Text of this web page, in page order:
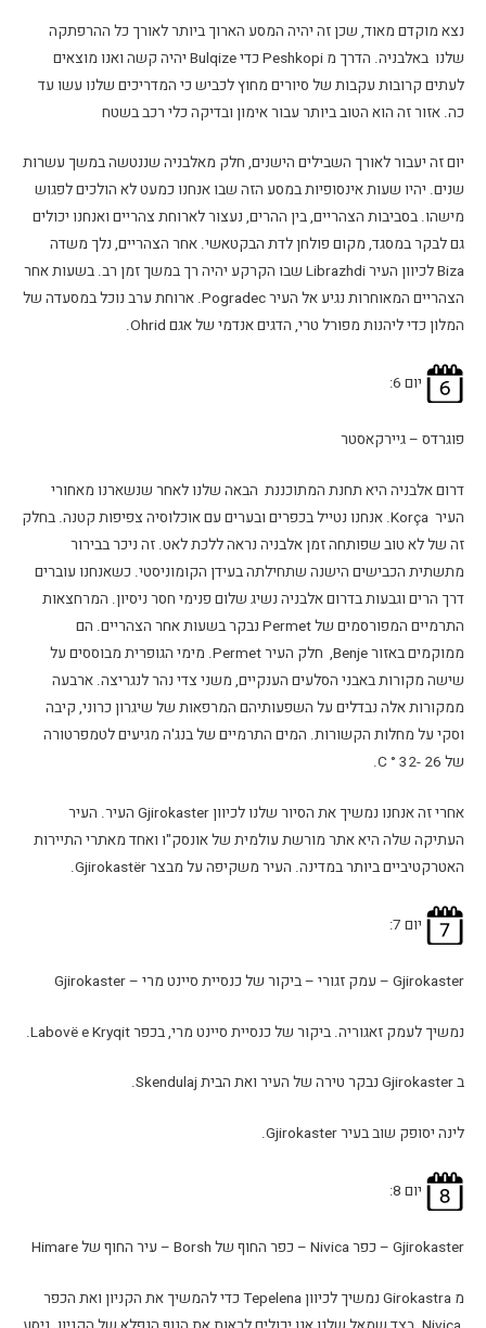
נצא מוקדם מאוד, שכן זה יהיה המסע הארוך ביותר לאורך כל ההרפתקה
שלנו באלבניה. הדרך מ Peshkopi כדי Bulqize יהיה קשה ואנו מוצאים
לעתים קרובות עקבות של סיורים מחוץ לכביש כי המדריכים שלנו עשו עד
כה. אזור זה הוא הטוב ביותר עבור אימון ובדיקה כלי רכב בשטח
יום זה יעבור לאורך השבילים הישנים, חלק מאלבניה שננטשה במשך עשרות
שנים. יהיו שעות אינסופיות במסע הזה שבו אנחנו כמעט לא הולכים לפגוש
מישהו. בסביבות הצהריים, בין ההרים, נעצור לארוחת צהריים ואנחנו יכולים
גם לבקר במסגד, מקום פולחן לדת הבקטאשי. אחר הצהריים, נלך משדה
Biza לכיוון העיר Librazhdi שבו הקרקע יהיה רך במשך זמן רב. בשעות אחר
הצהריים המאוחרות נגיע אל העיר Pogradec. ארוחת ערב נוכל במסעדה של
המלון כדי ליהנות מפורל טרי, הדגים אנדמי של אגם Ohrid.
יום 6:
פוגרדס – גיירקאסטר
דרום אלבניה היא תחנת המתוכננת הבאה שלנו לאחר שנשארנו מאחורי
העיר Korça. אנחנו נטייל בכפרים ובערים עם אוכלוסיה צפיפות קטנה. בחלק
זה של לא טוב שפותחה זמן אלבניה נראה ללכת לאט. זה ניכר בבירור
מתשתית הכבישים הישנה שתחילתה בעידן הקומוניסטי. כשאנחנו עוברים
דרך הרים וגבעות בדרום אלבניה נשיג שלום פנימי חסר ניסיון. המרחצאות
התרמיים המפורסמים של Permet נבקר בשעות אחר הצהריים. הם
ממוקמים באזור Benje, חלק העיר Permet. מימי הגופרית מבוססים על
שישה מקורות באבני הסלעים הענקיים, משני צדי נהר לנגריצה. ארבעה
ממקורות אלה נבדלים על השפעותיהם המרפאות של שיגרון כרוני, קיבה
וסקי על מחלות הקשורות. המים התרמיים של בנג'ה מגיעים לטמפרטורה
של 26 -32 ° C.
אחרי זה אנחנו נמשיך את הסיור שלנו לכיוון Gjirokaster העיר. העיר
העתיקה שלה היא אתר מורשת עולמית של אונסק"ו ואחד מאתרי התיירות
האטרקטיביים ביותר במדינה. העיר משקיפה על מבצר Gjirokastër.
יום 7:
Gjirokaster – עמק זגורי – ביקור של כנסיית סיינט מרי – Gjirokaster
נמשיך לעמק זאגוריה. ביקור של כנסיית סיינט מרי, בכפר Labovë e Kryqit.
ב Gjirokaster נבקר טירה של העיר ואת הבית Skendulaj.
לינה יסופק שוב בעיר Gjirokaster.
יום 8:
Gjirokaster – כפר Nivica – כפר החוף של Borsh – עיר החוף של Himare
מ Girokastra נמשיך לכיוון Tepelena כדי להמשיך את הקניון ואת הכפר